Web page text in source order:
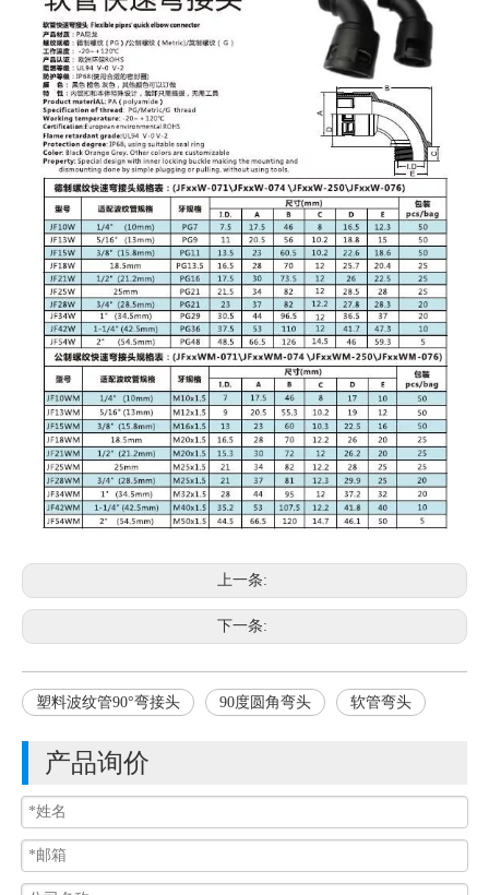
上一条:
下一条:
塑料波纹管90°弯接头 90度圆角弯头 软管弯头
产品询价